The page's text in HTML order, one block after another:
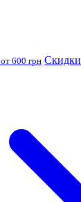
от 600 грн Скидки